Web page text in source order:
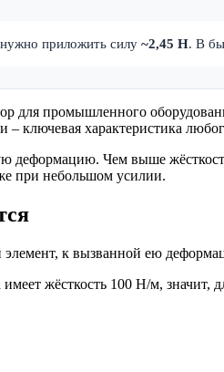
приложить силу ~2,45 Н. В
для промышленного
ключевая характеристика
Чем выше
при небольшом усилии.
к вызванной ею
жёсткость 100 Н/м, значит,